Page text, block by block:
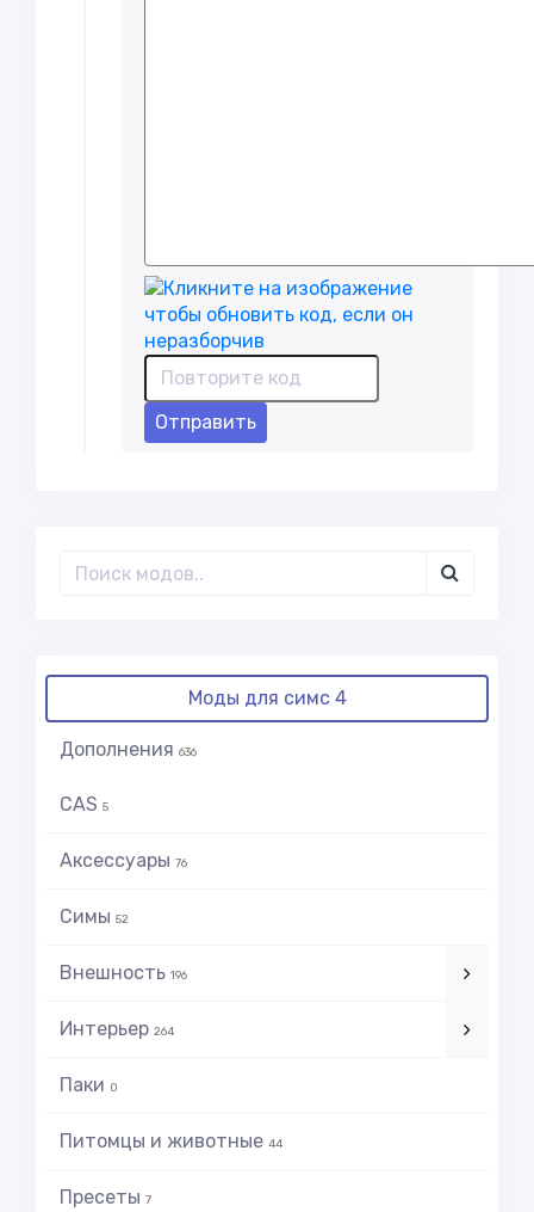
Отправить
Моды для симс 4
Дополнения 636
CAS 5
Аксессуары 76
Симы 52
Внешность 196
Интерьер 264
Паки 0
Питомцы и животные 44
Пресеты 7